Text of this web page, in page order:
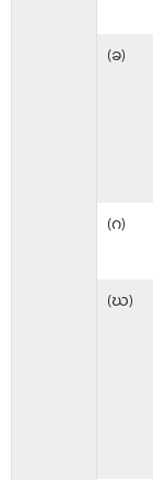
(ခ)
(ဂ)
(ဃ)